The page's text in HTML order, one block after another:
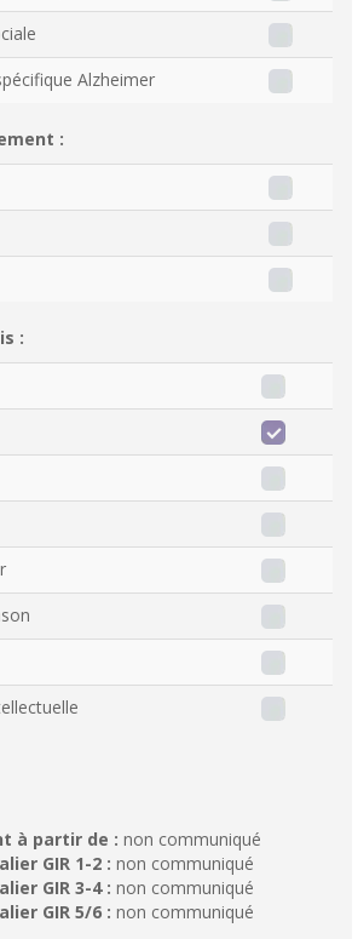
Alzheimer
:
:
à partir de : non communiqué
GIR 1-2 : non communiqué
GIR 3-4 : non communiqué
GIR 5/6 : non communiqué